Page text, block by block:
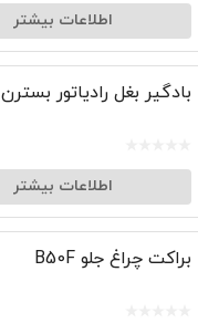
اطلاعات بیشتر
بادگیر بغل رادیاتور بسترن
اطلاعات بیشتر
براکت چراغ جلو B50F